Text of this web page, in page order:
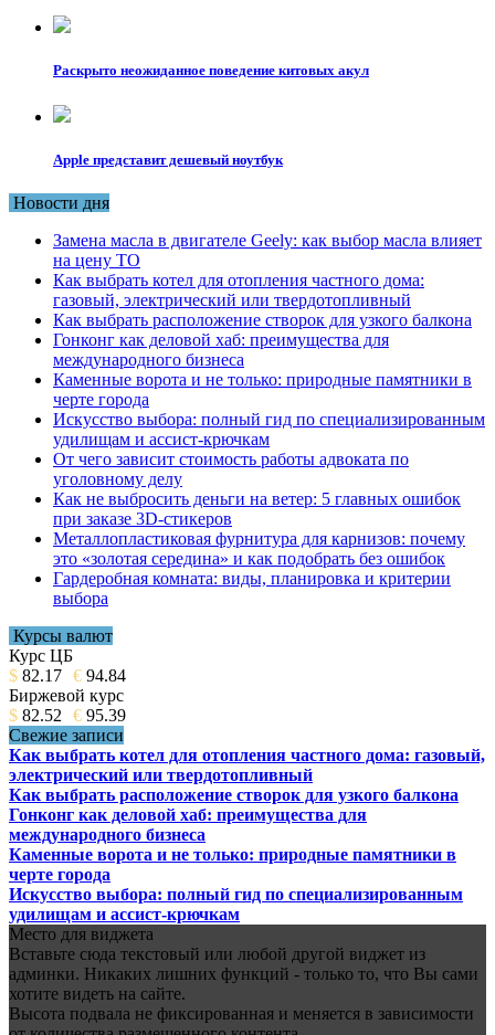
Раскрыто неожиданное поведение китовых акул
Apple представит дешевый ноутбук
Новости дня
Замена масла в двигателе Geely: как выбор масла влияет
на цену ТО
Как выбрать котел для отопления частного дома:
газовый, электрический или твердотопливный
Как выбрать расположение створок для узкого балкона
Гонконг как деловой хаб: преимущества для
международного бизнеса
Каменные ворота и не только: природные памятники в
черте города
Искусство выбора: полный гид по специализированным
удилищам и ассист-крючкам
От чего зависит стоимость работы адвоката по
уголовному делу
Как не выбросить деньги на ветер: 5 главных ошибок
при заказе 3D-стикеров
Металлопластиковая фурнитура для карнизов: почему
это «золотая середина» и как подобрать без ошибок
Гардеробная комната: виды, планировка и критерии
выбора
Курсы валют
Курс ЦБ
$ 82.17 € 94.84
Биржевой курс
$ 82.52 € 95.39
Свежие записи
Как выбрать котел для отопления частного дома: газовый,
электрический или твердотопливный
Как выбрать расположение створок для узкого балкона
Гонконг как деловой хаб: преимущества для
международного бизнеса
Каменные ворота и не только: природные памятники в
черте города
Искусство выбора: полный гид по специализированным
удилищам и ассист-крючкам
Место для виджета
Вставьте сюда текстовый или любой другой виджет из
админки. Никаких лишних функций - только то, что Вы сами
хотите видеть на сайте.
Высота подвала не фиксированная и меняется в зависимости